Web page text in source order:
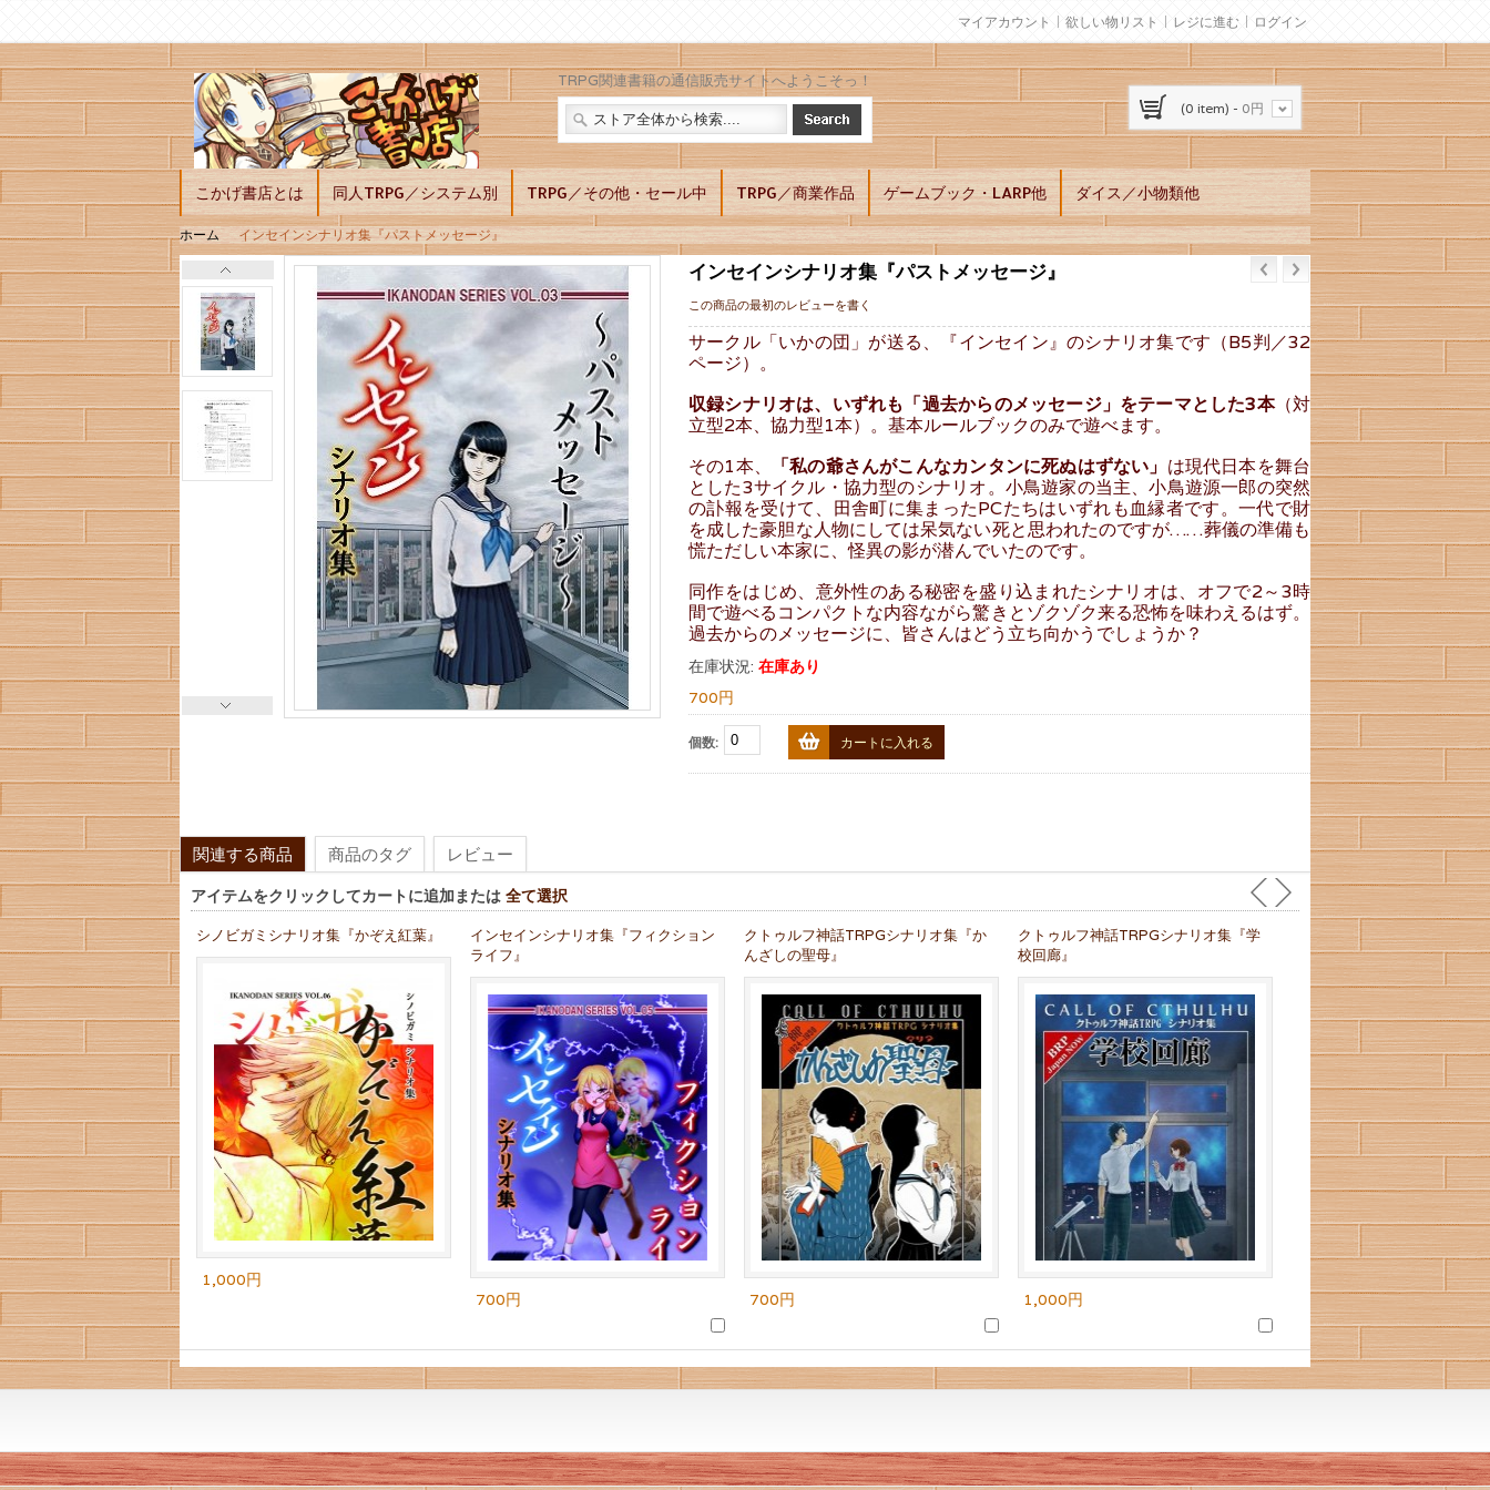
マイアカウント 欲しい物リスト レジに進む ログイン
TRPG関連書籍の通信販売サイトへようこそっ！
(0 item) - 0円
こかげ書店とは 同人TRPG／システム別 TRPG／その他・セール中 TRPG／商業作品 ゲームブック・LARP他 ダイス／小物類他
ホーム インセインシナリオ集『パストメッセージ』
インセインシナリオ集『パストメッセージ』
この商品の最初のレビューを書く
サークル「いかの団」が送る、『インセイン』のシナリオ集です（B5判／32
ページ）。
収録シナリオは、いずれも「過去からのメッセージ」をテーマとした3本（対
立型2本、協力型1本）。基本ルールブックのみで遊べます。
その1本、
「私の爺さんがこんなカンタンに死ぬはずない」 は現代日本を舞台
とした3サイクル・協力型のシナリオ。小鳥遊家の当主、小鳥遊源一郎の突然
の訃報を受けて、田舎町に集まったPCたちはいずれも血縁者です。一代で財
を成した豪胆な人物にしては呆気ない死と思われたのですが……葬儀の準備も
慌ただしい本家に、怪異の影が潜んでいたのです。
同作をはじめ、意外性のある秘密を盛り込まれたシナリオは、オフで2～3時
間で遊べるコンパクトな内容ながら驚きとゾクゾク来る恐怖を味わえるはず。
過去からのメッセージに、皆さんはどう立ち向かうでしょうか？
在庫状況: 在庫あり
700円
個数: カートに入れる
関連する商品 商品のタグ レビュー
アイテムをクリックしてカートに追加または 全て選択
シノビガミシナリオ集『かぞえ紅葉』
1,000円
インセインシナリオ集『フィクション
ライフ』
700円
クトゥルフ神話TRPGシナリオ集『か
んざしの聖母』
700円
クトゥルフ神話TRPGシナリオ集『学
校回廊』
1,000円